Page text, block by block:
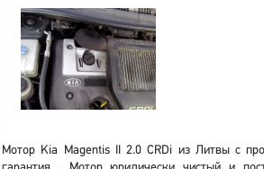
Мотор Kia Magentis II 2.0 CRDi из Литвы с